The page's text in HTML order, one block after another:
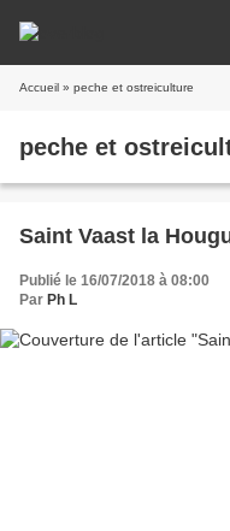
Accueil » peche et ostreiculture
peche et
Saint Vaast la
Publié le 16/07/2018 à 08:00
Par Ph L